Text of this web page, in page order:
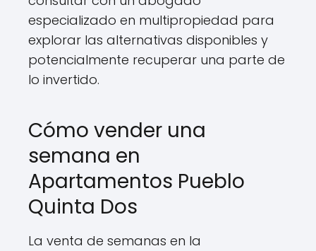
especializado en multipropiedad para
explorar las alternativas disponibles y
potencialmente recuperar una parte de
lo invertido.
Cómo vender una
semana en
Apartamentos Pueblo
Quinta Dos
La venta de semanas en la